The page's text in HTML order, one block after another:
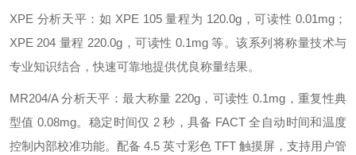
XPE 分析天平：如 XPE 105 量程为 120.0g，可读性 0.01mg；
XPE 204 量程 220.0g，可读性 0.1mg 等。该系列将称量技术与
专业知识结合，快速可靠地提供优良称量结果。
MR204/A 分析天平：最大称量 220g，可读性 0.1mg，重复性典
型值 0.08mg。稳定时间仅 2 秒，具备 FACT 全自动时间和温度
控制内部校准功能。配备 4.5 英寸彩色 TFT 触摸屏，支持用户管